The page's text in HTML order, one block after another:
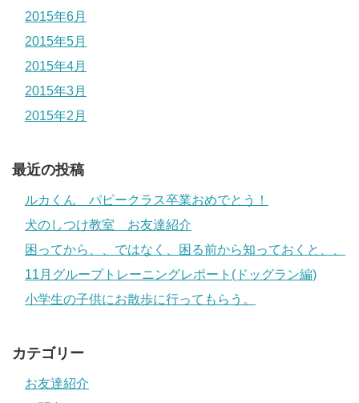
2015年6月
2015年5月
2015年4月
2015年3月
2015年2月
最近の投稿
ルカくん パピークラス卒業おめでとう！
犬のしつけ教室 お友達紹介
困ってから、、ではなく、困る前から知っておくと、、
11月グループトレーニングレポート(ドッグラン編)
小学生の子供にお散歩に行ってもらう。
カテゴリー
お友達紹介